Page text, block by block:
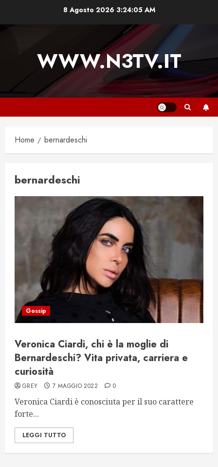
8 Agosto 2026 3:24:05 AM
WWW.N3TV.IT
Home bernardeschi
bernardeschi
Gossip
Veronica Ciardi, chi è la moglie di
Bernardeschi? Vita privata, carriera e
curiosità
GREY 7 MAGGIO 2022 0
Veronica Ciardi è conosciuta per il suo carattere
forte...
LEGGI TUTTO